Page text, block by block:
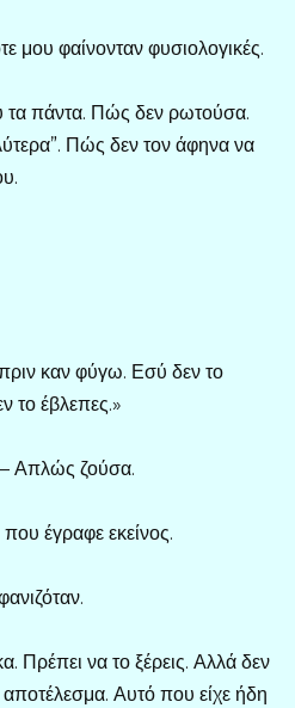
μου φαίνονταν φυσιολογικές.
πάντα. Πώς δεν ρωτούσα.
Πώς δεν τον άφηνα να
καν φύγω. Εσύ δεν το
το έβλεπες.»
Απλώς ζούσα.
έγραφε εκείνος.
Πρέπει να το ξέρεις. Αλλά δεν
αποτέλεσμα. Αυτό που είχε ήδη